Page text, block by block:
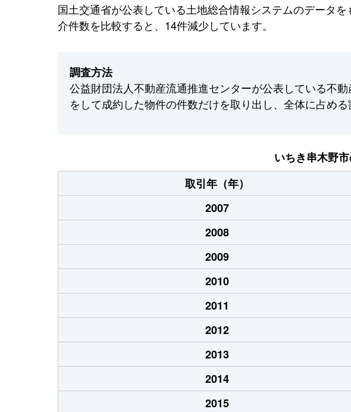
国土交通省が公表している土地総合情報システムのデータ
介件数を比較すると、14件減少しています。
調査方法
公益財団法人不動産流通推進センターが公表している不
をして成約した物件の件数だけを取り出し、全体に占める
いちき串木野
取引年（年）
2007
2008
2009
2010
2011
2012
2013
2014
2015